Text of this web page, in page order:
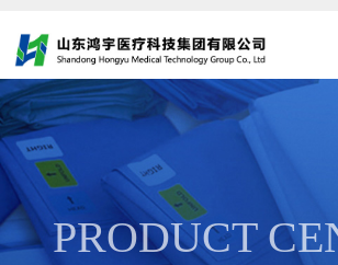
PRODUCT